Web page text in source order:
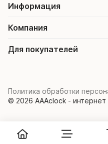
Информация
Компания
Для покупателей
© 2026 AAAclock - интернет
Политика обработки